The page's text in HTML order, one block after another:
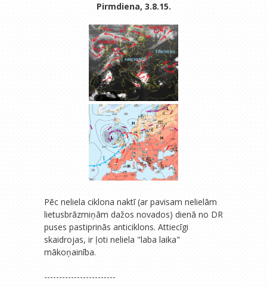
Pirmdiena, 3.8.15.
Pēc neliela ciklona naktī (ar pavisam nelielām
lietusbrāzmiņām dažos novados) dienā no DR
puses pastiprinās anticiklons. Attiecīgi
skaidrojas, ir ļoti neliela "laba laika"
mākoņainība.
------------------------